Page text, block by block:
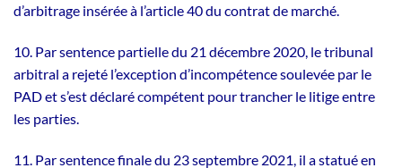
d’arbitrage insérée à l’article 40 du contrat de marché.
10. Par sentence partielle du 21 décembre 2020, le tribunal
arbitral a rejeté l’exception d’incompétence soulevée par le
PAD et s’est déclaré compétent pour trancher le litige entre
les parties.
11. Par sentence finale du 23 septembre 2021, il a statué en